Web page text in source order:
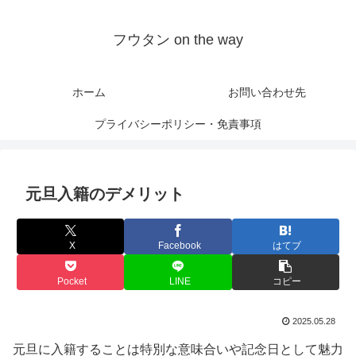
フウタン on the way
ホーム お問い合わせ先
プライバシーポリシー・免責事項
元旦入籍のデメリット
X Facebook はてブ
Pocket LINE コピー
2025.05.28
元旦に入籍することは特別な意味合いや記念日として魅力